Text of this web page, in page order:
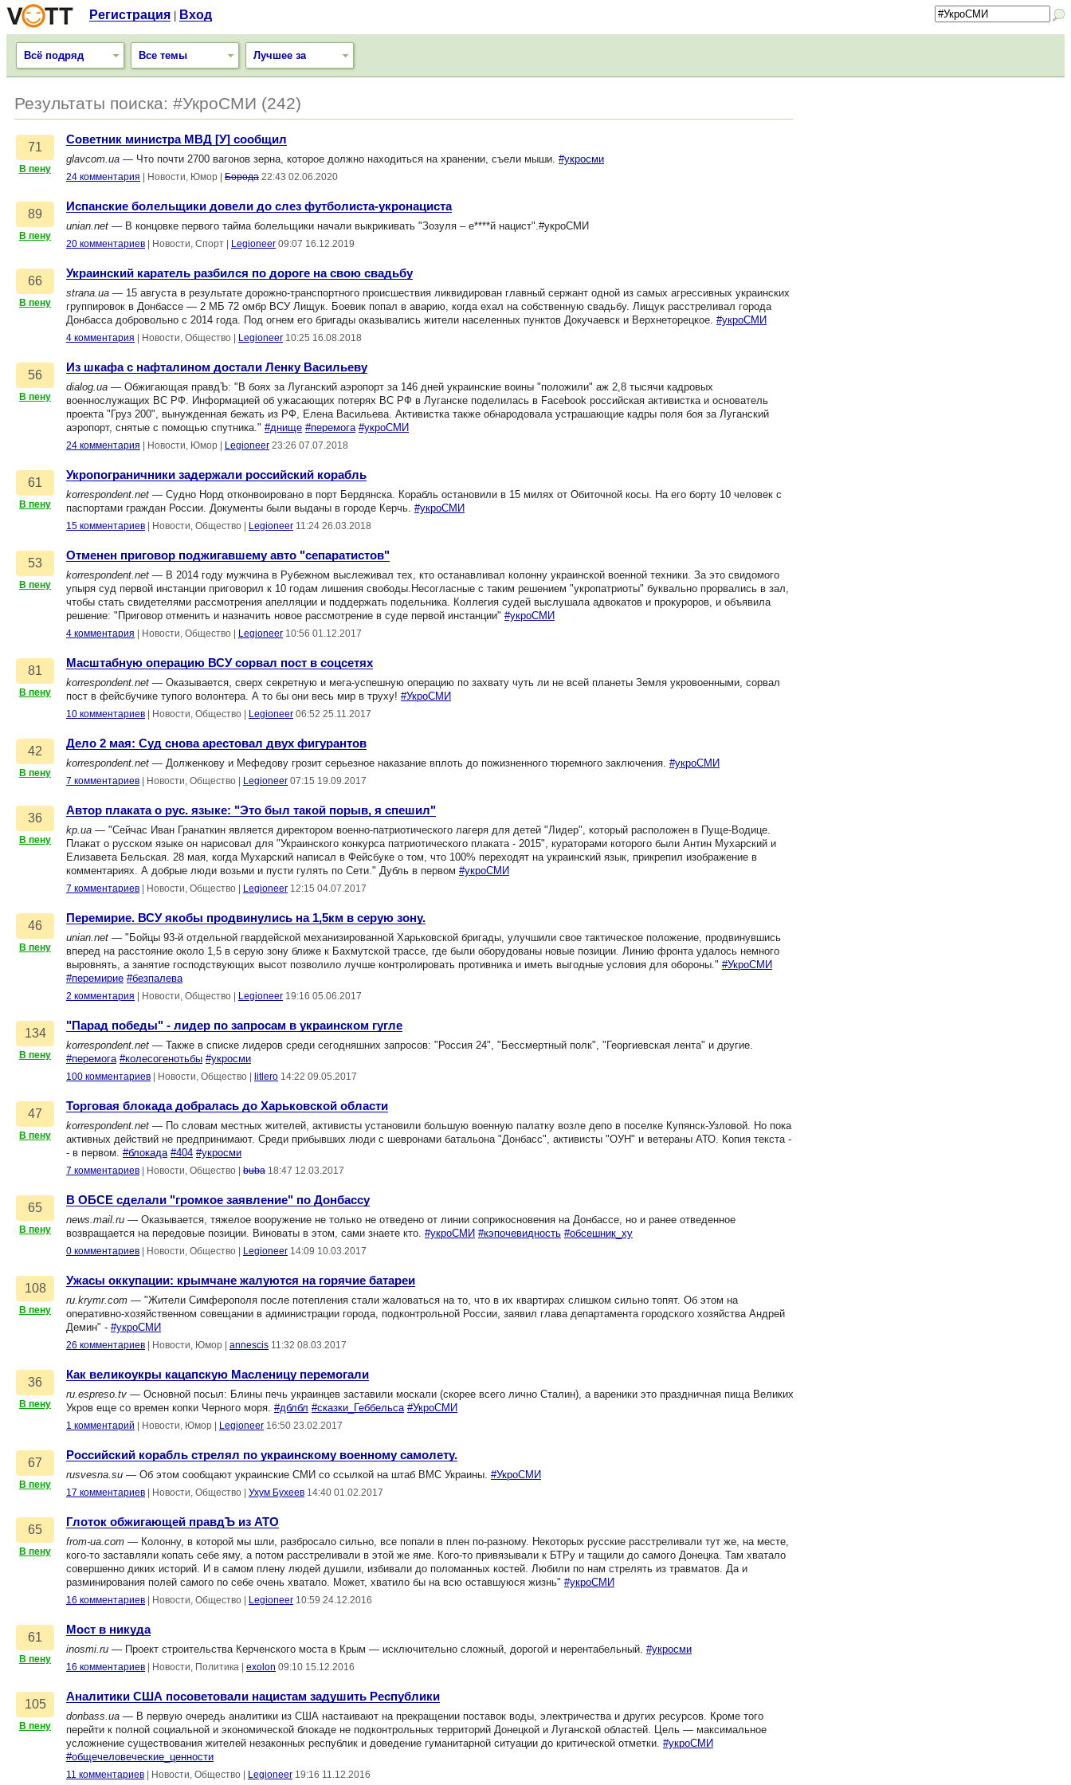
Регистрация Вход
Всё подряд Все темы Лучшее за
Результаты поиска: #УкроСМИ (242)
71
В пену
Советник министра МВД [У] сообщил
glavcom.ua — Что почти 2700 вагонов зерна, которое должно находиться на хранении, съели мыши. #укросми
24 комментария Новости, Юмор Борода 22:43 02.06.2020
89
В пену
Испанские болельщики довели до слез футболиста-укронациста
unian.net — В концовке первого тайма болельщики начали выкрикивать "Зозуля – е****й нацист".#укроСМИ
20 комментариев Новости, Спорт Legioneer 09:07 16.12.2019
66
В пену
Украинский каратель разбился по дороге на свою свадьбу
strana.ua — 15 августа в результате дорожно-транспортного происшествия ликвидирован главный сержант одной из самых агрессивных украинских
группировок в Донбассе — 2 МБ 72 омбр ВСУ Лищук. Боевик попал в аварию, когда ехал на собственную свадьбу. Лищук расстреливал города
Донбасса добровольно с 2014 года. Под огнем его бригады оказывались жители населенных пунктов Докучаевск и Верхнеторецкое. #укроСМИ
4 комментария Новости, Общество Legioneer 10:25 16.08.2018
56
В пену
Из шкафа с нафталином достали Ленку Васильеву
dialog.ua — Обжигающая правдЪ: "В боях за Луганский аэропорт за 146 дней украинские воины "положили" аж 2,8 тысячи кадровых
военнослужащих ВС РФ. Информацией об ужасающих потерях ВС РФ в Луганске поделилась в Facebook российская активистка и основатель
проекта "Груз 200", вынужденная бежать из РФ, Елена Васильева. Активистка также обнародовала устрашающие кадры поля боя за Луганский
аэропорт, снятые с помощью спутника." #днище #перемога #укроСМИ
24 комментария Новости, Юмор Legioneer 23:26 07.07.2018
61
В пену
Укропограничники задержали российский корабль
korrespondent.net — Судно Норд отконвоировано в порт Бердянска. Корабль остановили в 15 милях от Обиточной косы. На его борту 10 человек с
паспортами граждан России. Документы были выданы в городе Керчь. #укроСМИ
15 комментариев Новости, Общество Legioneer 11:24 26.03.2018
53
В пену
Отменен приговор поджигавшему авто "сепаратистов"
korrespondent.net — В 2014 году мужчина в Рубежном выслеживал тех, кто останавливал колонну украинской военной техники. За это свидомого
упыря суд первой инстанции приговорил к 10 годам лишения свободы.Несогласные с таким решением "укропатриоты" буквально прорвались в зал,
чтобы стать свидетелями рассмотрения апелляции и поддержать подельника. Коллегия судей выслушала адвокатов и прокуроров, и объявила
решение: "Приговор отменить и назначить новое рассмотрение в суде первой инстанции" #укроСМИ
4 комментария Новости, Общество Legioneer 10:56 01.12.2017
81
В пену
Масштабную операцию ВСУ сорвал пост в соцсетях
korrespondent.net — Оказывается, сверх секретную и мега-успешную операцию по захвату чуть ли не всей планеты Земля укровоенными, сорвал
пост в фейсбучике тупого волонтера. А то бы они весь мир в труху! #УкроСМИ
10 комментариев Новости, Общество Legioneer 06:52 25.11.2017
42
В пену
Дело 2 мая: Суд снова арестовал двух фигурантов
korrespondent.net — Долженкову и Мефедову грозит серьезное наказание вплоть до пожизненного тюремного заключения. #укроСМИ
7 комментариев Новости, Общество Legioneer 07:15 19.09.2017
36
В пену
Автор плаката о рус. языке: "Это был такой порыв, я спешил"
kp.ua — "Сейчас Иван Гранаткин является директором военно-патриотического лагеря для детей "Лидер", который расположен в Пуще-Водице.
Плакат о русском языке он нарисовал для "Украинского конкурса патриотического плаката - 2015", кураторами которого были Антин Мухарский и
Елизавета Бельская. 28 мая, когда Мухарский написал в Фейсбуке о том, что 100% переходят на украинский язык, прикрепил изображение в
комментариях. А добрые люди возьми и пусти гулять по Сети." Дубль в первом #укроСМИ
7 комментариев Новости, Общество Legioneer 12:15 04.07.2017
46
В пену
Перемирие. ВСУ якобы продвинулись на 1,5км в серую зону.
unian.net — "Бойцы 93-й отдельной гвардейской механизированной Харьковской бригады, улучшили свое тактическое положение, продвинувшись
вперед на расстояние около 1,5 в серую зону ближе к Бахмутской трассе, где были оборудованы новые позиции. Линию фронта удалось немного
выровнять, а занятие господствующих высот позволило лучше контролировать противника и иметь выгодные условия для обороны." #УкроСМИ
#перемирие #безпалева
2 комментария Новости, Общество Legioneer 19:16 05.06.2017
134
В пену
"Парад победы" - лидер по запросам в украинском гугле
korrespondent.net — Также в списке лидеров среди сегодняшних запросов: "Россия 24", "Бессмертный полк", "Георгиевская лента" и другие.
#перемога #колесогенотьбы #укросми
100 комментариев Новости, Общество litlero 14:22 09.05.2017
47
В пену
Торговая блокада добралась до Харьковской области
korrespondent.net — По словам местных жителей, активисты установили большую военную палатку возле депо в поселке Купянск-Узловой. Но пока
активных действий не предпринимают. Среди прибывших люди с шевронами батальона "Донбасс", активисты "ОУН" и ветераны АТО. Копия текста -
- в первом. #блокада #404 #укросми
7 комментариев Новости, Общество buba 18:47 12.03.2017
65
В пену
В ОБСЕ сделали "громкое заявление" по Донбассу
news.mail.ru — Оказывается, тяжелое вооружение не только не отведено от линии соприкосновения на Донбассе, но и ранее отведенное
возвращается на передовые позиции. Виноваты в этом, сами знаете кто. #укроСМИ #кэпочевидность #обсешник_ху
0 комментариев Новости, Общество Legioneer 14:09 10.03.2017
108
В пену
Ужасы оккупации: крымчане жалуются на горячие батареи
ru.krymr.com — "Жители Симферополя после потепления стали жаловаться на то, что в их квартирах слишком сильно топят. Об этом на
оперативно-хозяйственном совещании в администрации города, подконтрольной России, заявил глава департамента городского хозяйства Андрей
Демин" - #укроСМИ
26 комментариев Новости, Юмор annescis 11:32 08.03.2017
36
В пену
Как великоукры кацапскую Масленицу перемогали
ru.espreso.tv — Основной посыл: Блины печь украинцев заставили москали (скорее всего лично Сталин), а вареники это праздничная пища Великих
Укров еще со времен копки Черного моря. #дблбл #сказки_Геббельса #УкроСМИ
1 комментарий Новости, Юмор Legioneer 16:50 23.02.2017
67
В пену
Российский корабль стрелял по украинскому военному самолету.
rusvesna.su — Об этом сообщают украинские СМИ со ссылкой на штаб ВМС Украины. #УкроСМИ
17 комментариев Новости, Общество Ухум Бухеев 14:40 01.02.2017
65
В пену
Глоток обжигающей правдЪ из АТО
from-ua.com — Колонну, в которой мы шли, разбросало сильно, все попали в плен по-разному. Некоторых русские расстреливали тут же, на месте,
кого-то заставляли копать себе яму, а потом расстреливали в этой же яме. Кого-то привязывали к БТРу и тащили до самого Донецка. Там хватало
совершенно диких историй. И в самом плену людей душили, избивали до поломанных костей. Любили по нам стрелять из травматов. Да и
разминирования полей самого по себе очень хватало. Может, хватило бы на всю оставшуюся жизнь" #укроСМИ
16 комментариев Новости, Общество Legioneer 10:59 24.12.2016
61
В пену
Мост в никуда
inosmi.ru — Проект строительства Керченского моста в Крым — исключительно сложный, дорогой и нерентабельный. #укросми
16 комментариев Новости, Политика exolon 09:10 15.12.2016
105
В пену
Аналитики США посоветовали нацистам задушить Республики
donbass.ua — В первую очередь аналитики из США настаивают на прекращении поставок воды, электричества и других ресурсов. Кроме того
перейти к полной социальной и экономической блокаде не подконтрольных территорий Донецкой и Луганской областей. Цель — максимальное
усложнение существования жителей незаконных республик и доведение гуманитарной ситуации до критической отметки. #укроСМИ
#общечеловеческие_ценности
11 комментариев Новости, Общество Legioneer 19:16 11.12.2016